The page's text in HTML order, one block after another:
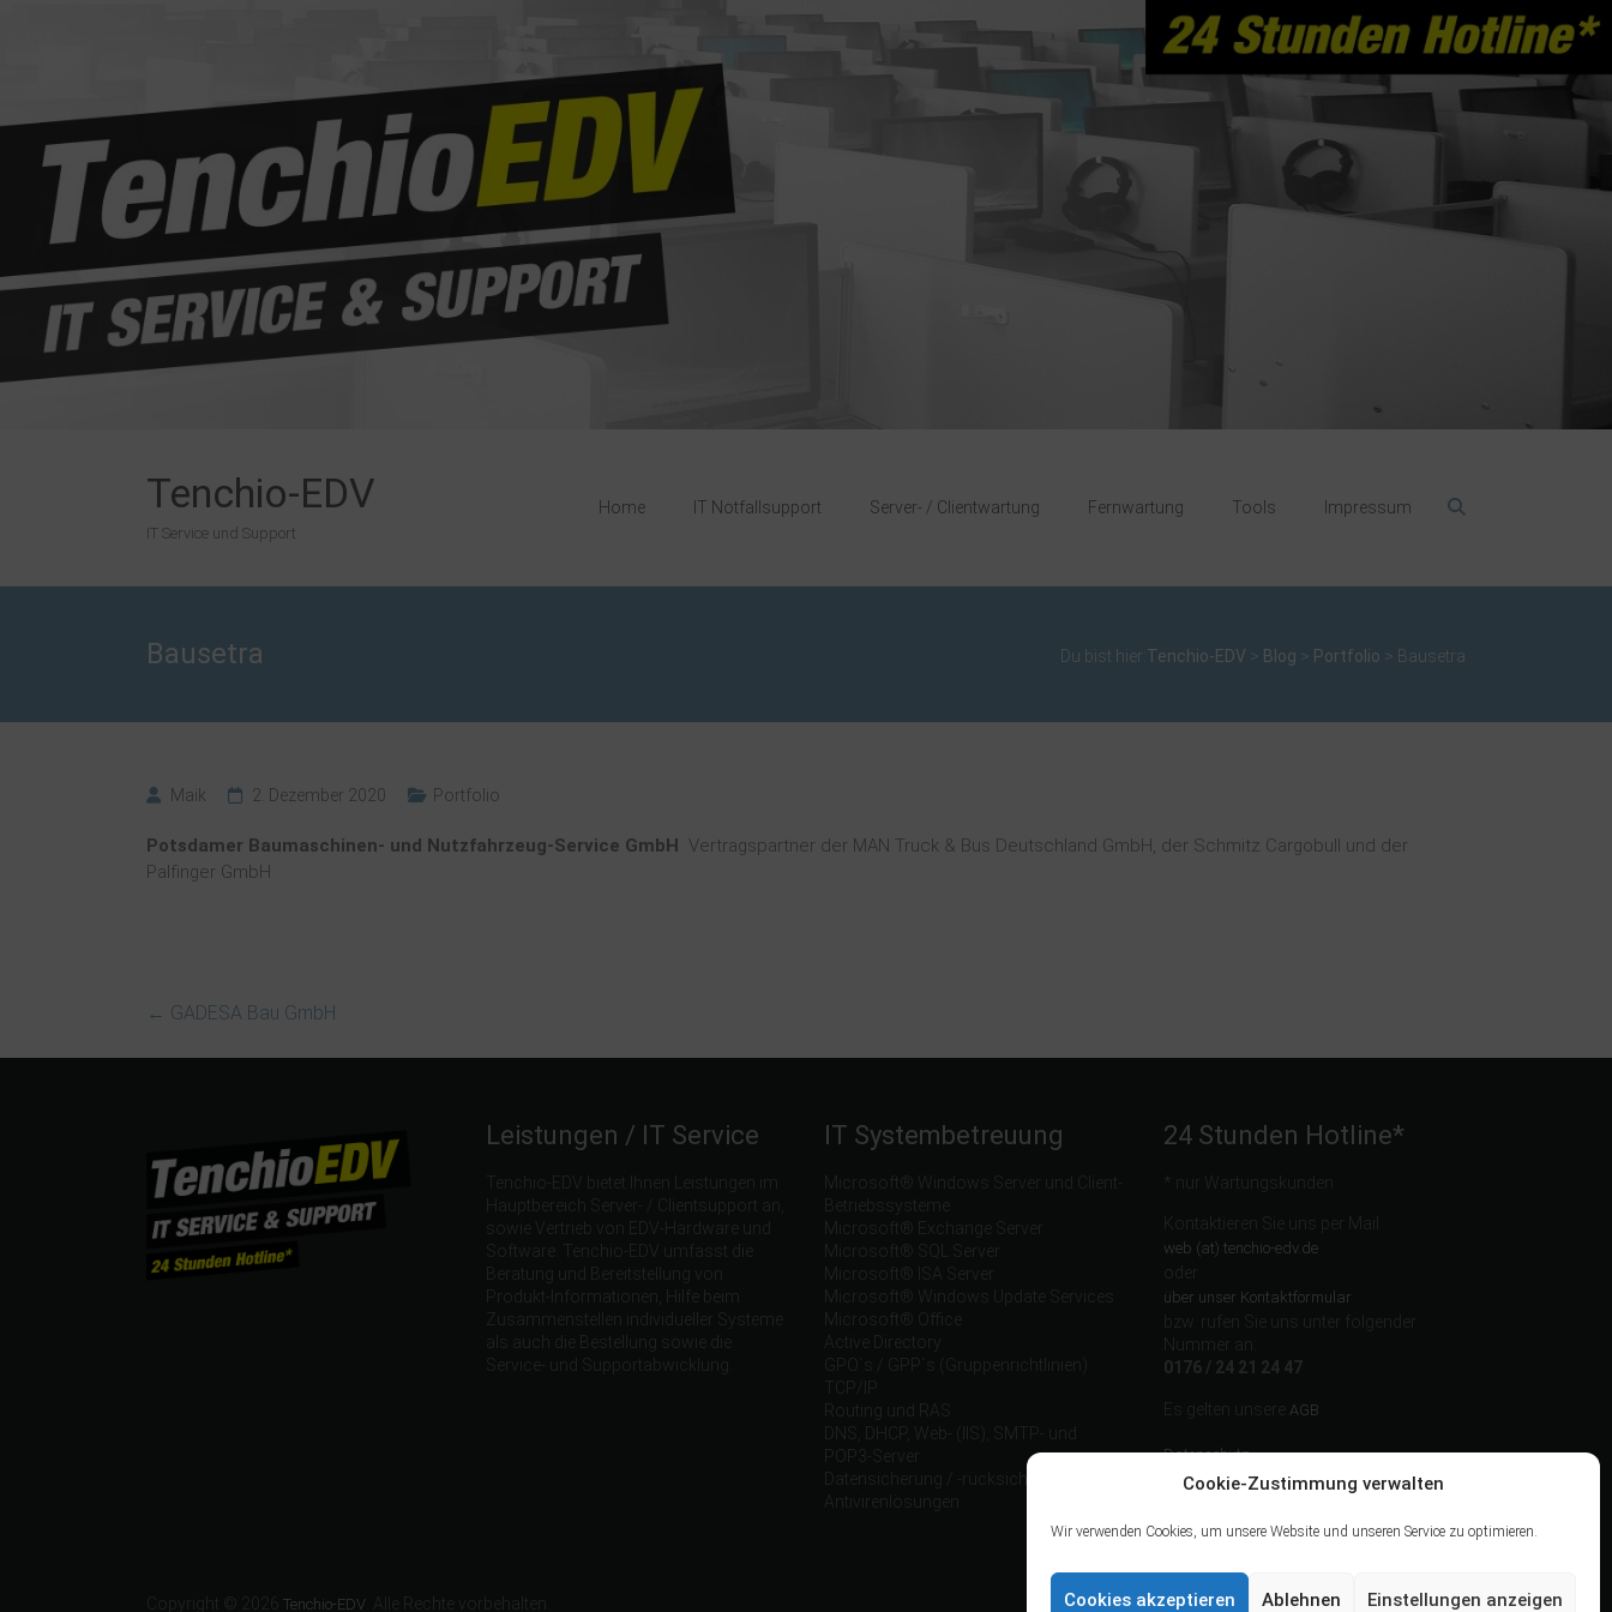
Cookie-Zustimmung verwalten
Wir verwenden Cookies, um unsere Website und unseren Service zu optimieren.
Cookies akzeptieren Ablehnen Einstellungen anzeigen
Tenchio-EDV
IT Service und Support
Home IT Notfallsupport Server- / Clientwartung Fernwartung Tools Impressum
Bausetra Du bist hier: Tenchio-EDV > Blog > Portfolio > Bausetra
Maik 2. Dezember 2020 Portfolio
Potsdamer Baumaschinen- und Nutzfahrzeug-Service GmbH
Vertragspartner der MAN Truck & Bus Deutschland GmbH, der Schmitz Cargobull und der
Palfinger GmbH
← GADESA Bau GmbH
Leistungen / IT Service
Tenchio-EDV bietet Ihnen Leistungen im
Hauptbereich Server- / Clientsupport an,
sowie Vertrieb von EDV-Hardware und
Software. Tenchio-EDV umfasst die
Beratung und Bereitstellung von
Produkt-Informationen, Hilfe beim
Zusammenstellen individueller Systeme
als auch die Bestellung sowie die
Service- und Supportabwicklung.
IT Systembetreuung
Microsoft® Windows Server und Client-
Betriebssysteme
Microsoft® Exchange Server
Microsoft® SQL Server
Microsoft® ISA Server
Microsoft® Windows Update Services
Microsoft® Office
Active Directory
GPO´s / GPP´s (Gruppenrichtlinien)
Routing und RAS
DNS, DHCP, Web- (IIS), SMTP- und
POP3-Server
Datensicherung / -rücksicherung
Antivirenlösungen
24 Stunden Hotline*
* nur Wartungskunden
Kontaktieren Sie uns per Mail
web (at) tenchio-edv.de
über unser Kontaktformular
bzw. rufen Sie uns unter folgender
Nummer an:
0176 / 24 21 24 47
Es gelten unsere AGB
Datenschutz
Copyright © 2026 Tenchio-EDV . Alle Rechte vorbehalten.